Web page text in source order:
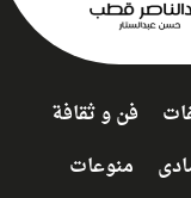
فن و ثقافة
منوعات